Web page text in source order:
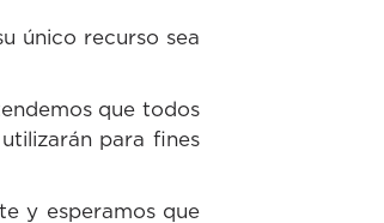
único recurso sea
que todos
para fines
y esperamos que